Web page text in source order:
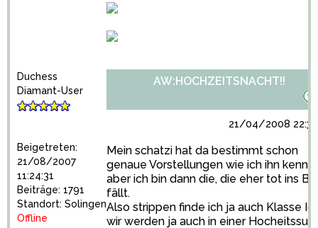
Duchess
Diamant-User
Beigetreten:
21/08/2007
11:24:31
Beiträge: 1791
Standort: Solingen
Offline
AW:HOCHZEITSNACHT!!
21/04/2008
Mein schatzi hat da bestimmt schon
genaue Vorstellungen wie ich ihn kenne
aber ich bin dann die, die eher tot ins
fällt.
Also strippen finde ich ja auch Klasse
wir werden ja auch in einer